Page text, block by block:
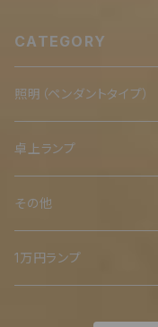
CATEGORY
照明（ペンダントタイプ）
二重
卓上ランプ
鉄スタンド
ミニ
オリジナル木台
その他
二重
1万円ランプ